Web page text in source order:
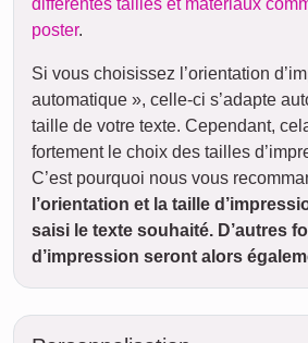
différentes tailles et matériaux
poster.
Si vous choisissez l’orientation
automatique », celle-ci s’adapte
taille de votre texte. Cependant,
fortement le choix des tailles
C’est pourquoi nous vous
l’orientation et la taille
saisi le texte souhaité. D’autres
d’impression seront alors